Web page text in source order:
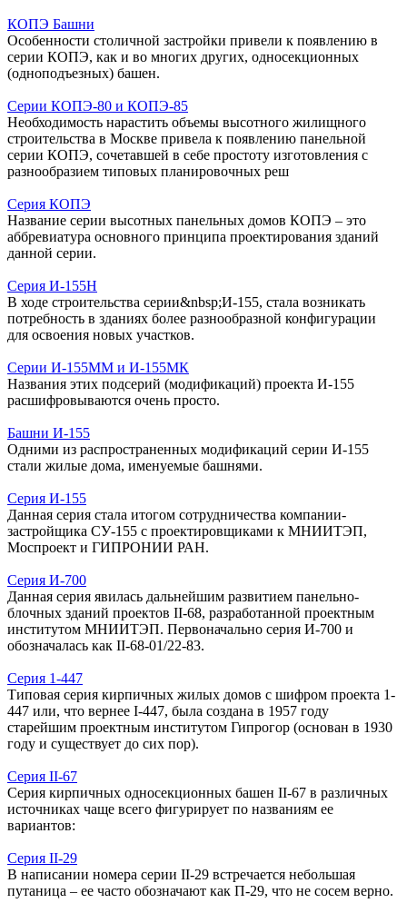
КОПЭ Башни
Особенности столичной застройки привели к появлению в
серии КОПЭ, как и во многих других, односекционных
(одноподъезных) башен.
Серии КОПЭ-80 и КОПЭ-85
Необходимость нарастить объемы высотного жилищного
строительства в Москве привела к появлению панельной
серии КОПЭ, сочетавшей в себе простоту изготовления с
разнообразием типовых планировочных реш
Серия КОПЭ
Название серии высотных панельных домов КОПЭ – это
аббревиатура основного принципа проектирования зданий
данной серии.
Серия И-155Н
В ходе строительства серии&nbsp;И-155, стала возникать
потребность в зданиях более разнообразной конфигурации
для освоения новых участков.
Серии И-155ММ и И-155МК
Названия этих подсерий (модификаций) проекта И-155
расшифровываются очень просто.
Башни И-155
Одними из распространенных модификаций серии И-155
стали жилые дома, именуемые башнями.
Серия И-155
Данная серия стала итогом сотрудничества компании-
застройщика СУ-155 с проектировщиками к МНИИТЭП,
Моспроект и ГИПРОНИИ РАН.
Серия И-700
Данная серия явилась дальнейшим развитием панельно-
блочных зданий проектов II-68, разработанной проектным
институтом МНИИТЭП. Первоначально серия И-700 и
обозначалась как II-68-01/22-83.
Серия 1-447
Типовая серия кирпичных жилых домов с шифром проекта 1-
447 или, что вернее I-447, была создана в 1957 году
старейшим проектным институтом Гипрогор (основан в 1930
году и существует до сих пор).
Серия II-67
Серия кирпичных односекционных башен II-67 в различных
источниках чаще всего фигурирует по названиям ее
вариантов:
Серия II-29
В написании номера серии II-29 встречается небольшая
путаница – ее часто обозначают как П-29, что не сосем верно.